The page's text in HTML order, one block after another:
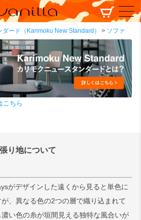
ード（Karimoku New Standard） ソファ
こちら
張り地について
がデザインした遠くから見ると単色に
、異なる色の2つの層で織り込まれて
い色の糸が垣間見える独特な風合いが